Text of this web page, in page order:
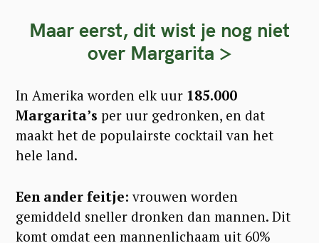
Maar eerst, dit wist je nog niet
over Margarita >
In Amerika worden elk uur 185.000
Margarita’s per uur gedronken, en dat
maakt het de populairste cocktail van het
hele land.
Een ander feitje: vrouwen worden
gemiddeld sneller dronken dan mannen. Dit
komt omdat een mannenlichaam uit 60%